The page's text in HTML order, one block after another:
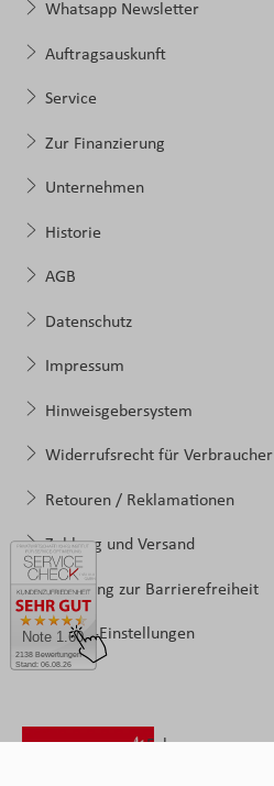
2138 Bewertungen
Stand: 06.08.26
Note 1.60
Whatsapp Newsletter
Auftragsauskunft
Service
Zur Finanzierung
Unternehmen
Historie
AGB
Datenschutz
Impressum
Hinweisgebersystem
Widerrufsrecht für Verbraucher
Retouren / Reklamationen
Zahlung und Versand
Erklärung zur Barrierefreiheit
Cookie-Einstellungen
Folgen